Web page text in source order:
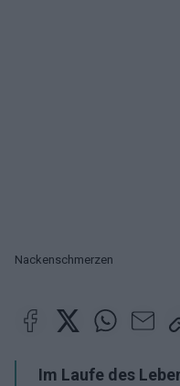
Nackenschmerzen
Im Laufe des